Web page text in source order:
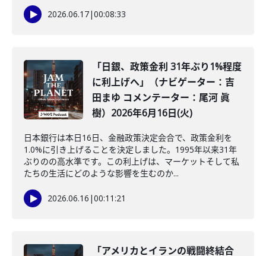
2026.06.17|00:08:33
「日銀、政策金利 31年ぶり1%程度
に利上げへ」（ナビゲーター：吉
田まゆ コメンテーター：尾河 眞
樹）2026年6月16日(火)
日本銀行は本日16日、金融政策決定会合で、政策金利を
1.0%に引き上げることを決定しました。1995年以来31年
ぶりのの高水準です。この利上げは、マーケットそして私
たちの生活にどのような影響を生むのか...
2026.06.16 |00:11:21
「アメリカとイランの戦闘終結合